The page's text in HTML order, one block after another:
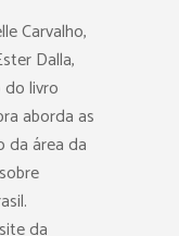
Carvalho,
Dalla,
livro
aborda as
da área da
da